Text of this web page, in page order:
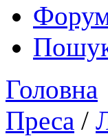
Головна
Преса /